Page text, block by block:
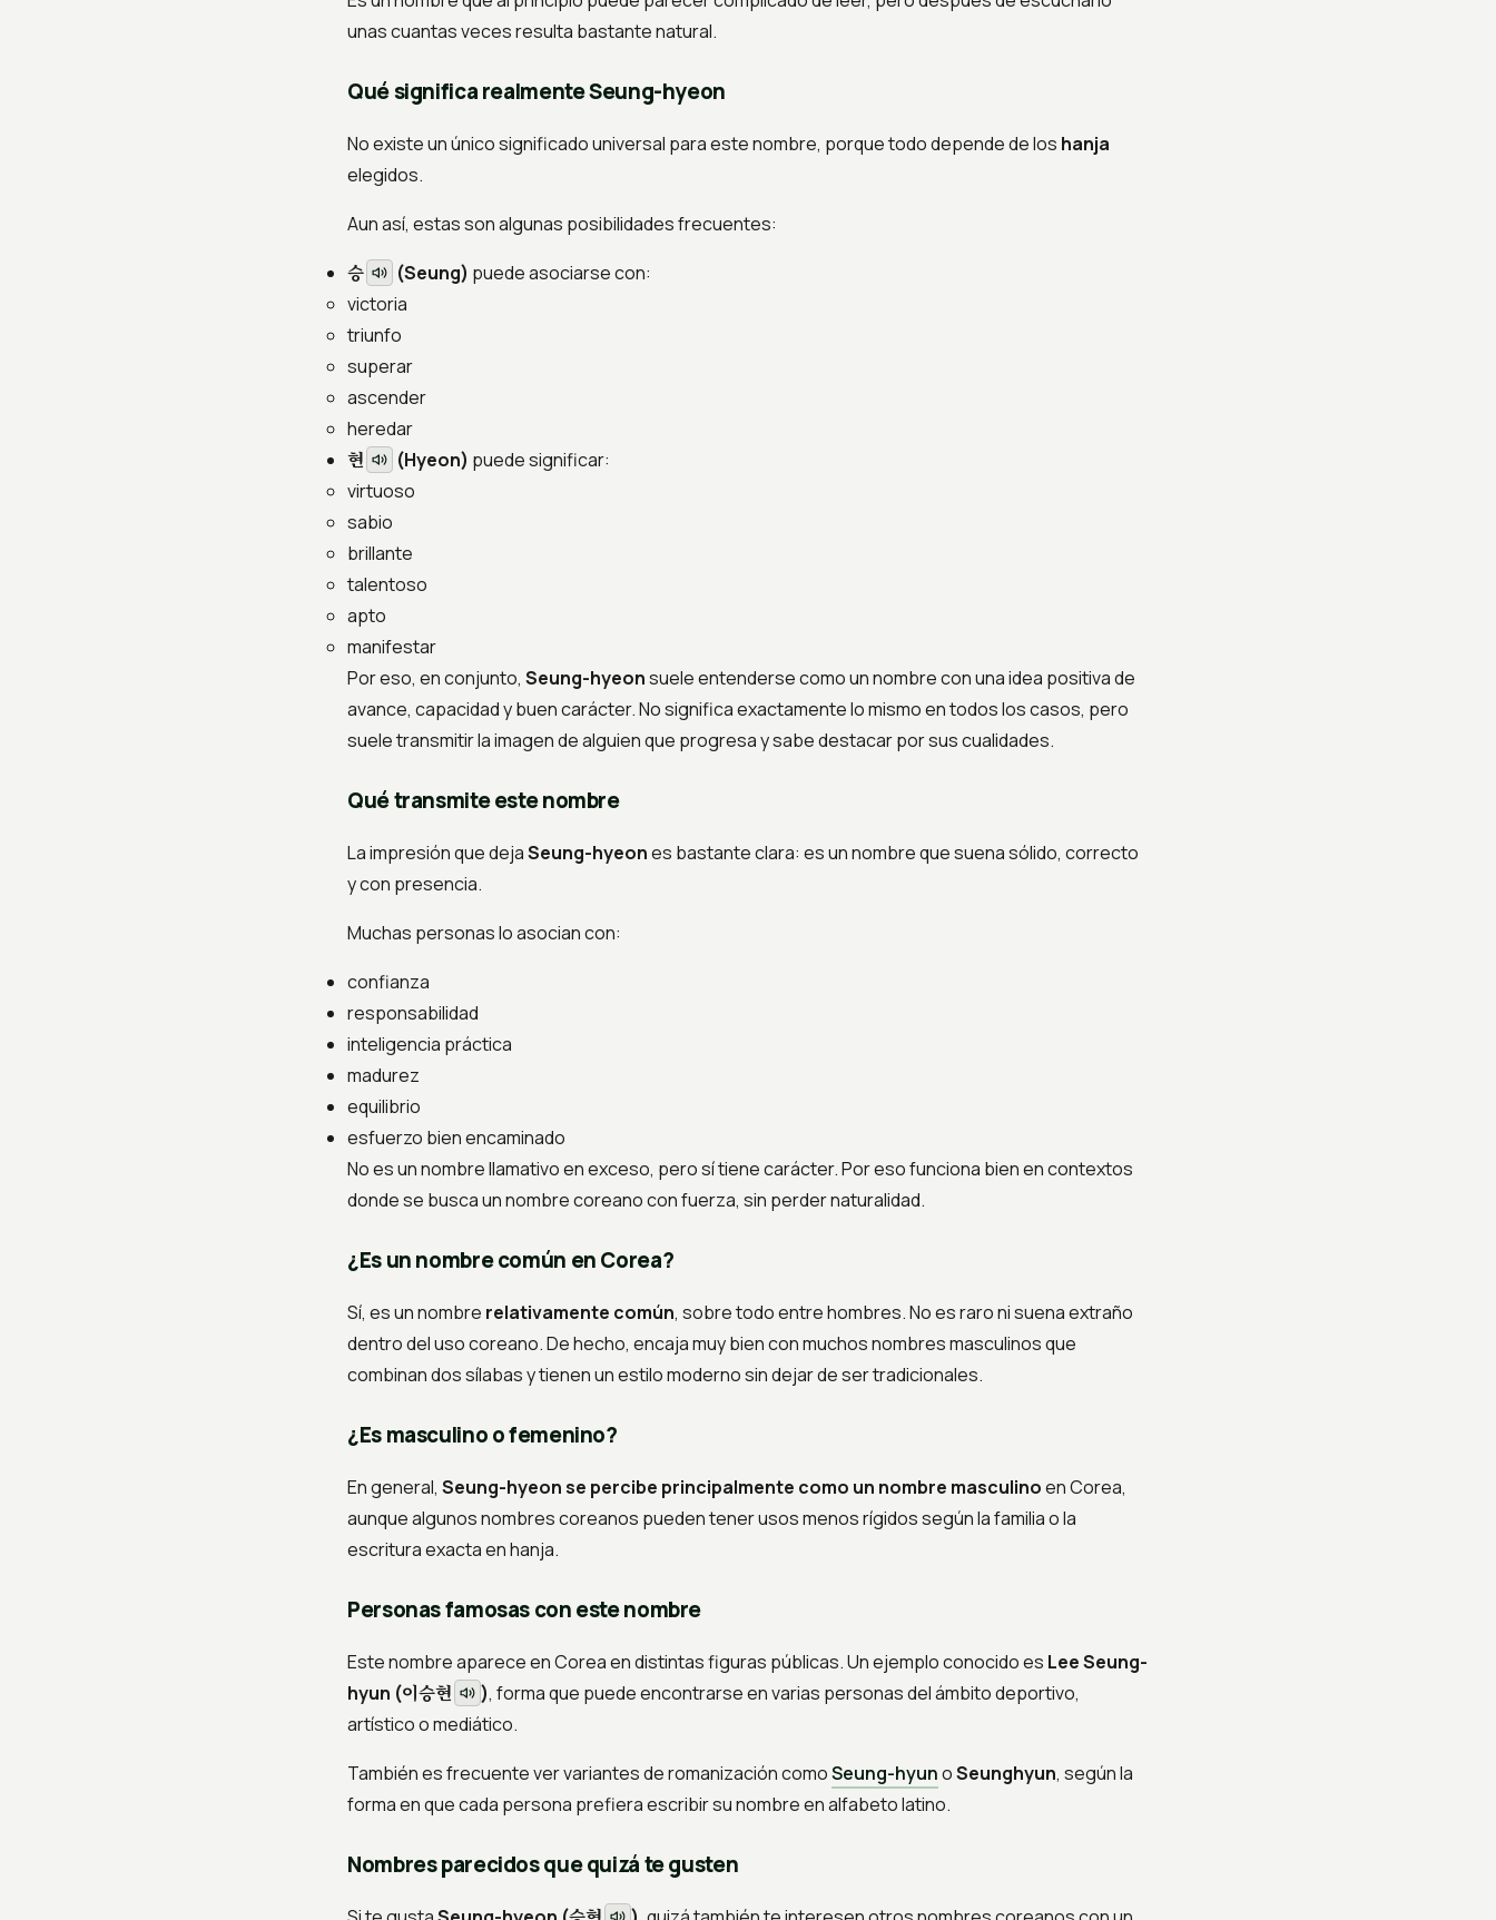
unas cuantas veces resulta bastante natural.
Qué significa realmente Seung-hyeon
No existe un único significado universal para este nombre, porque todo depende de los hanja
elegidos.
Aun así, estas son algunas posibilidades frecuentes:
승 (Seung) puede asociarse con:
victoria
triunfo
superar
ascender
heredar
현 (Hyeon) puede significar:
virtuoso
sabio
brillante
talentoso
apto
manifestar
Por eso, en conjunto, Seung-hyeonsuele entenderse como un nombre con una idea positiva de
avance, capacidad y buen carácter. No significa exactamente lo mismo en todos los casos, pero
suele transmitir la imagen de alguien que progresa y sabe destacar por sus cualidades.
Qué transmite este nombre
La impresión que dejaSeung-hyeones bastante clara: es un nombre que suena sólido, correcto
y con presencia.
Muchas personas lo asocian con:
confianza
responsabilidad
inteligencia práctica
madurez
equilibrio
esfuerzo bien encaminado
No es un nombre llamativo en exceso, pero sí tiene carácter. Por eso funciona bien en contextos
donde se busca un nombre coreano con fuerza, sin perder naturalidad.
¿Es un nombre común en Corea?
Sí, es un nombre relativamente común, sobre todo entre hombres. No es raro ni suena extraño
dentro del uso coreano. De hecho, encaja muy bien con muchos nombres masculinos que
combinan dos sílabas y tienen un estilo moderno sin dejar de ser tradicionales.
¿Es masculino o femenino?
En general, Seung-hyeon se percibe principalmente como un nombre masculinoen Corea,
aunque algunos nombres coreanos pueden tener usos menos rígidos según la familia o la
escritura exacta en hanja.
Personas famosas con este nombre
Este nombre aparece en Corea en distintas figuras públicas. Un ejemplo conocido es Lee Seung-
hyun (이승현 ), forma que puede encontrarse en varias personas del ámbito deportivo,
artístico o mediático.
También es frecuente ver variantes de romanización comoSeung-hyunoSeunghyun, según la
forma en que cada persona prefiera escribir su nombre en alfabeto latino.
Nombres parecidos que quizá te gusten